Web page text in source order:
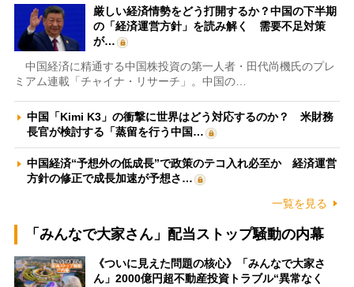
厳しい経済情勢をどう打開するか？中国の下半期
の「経済運営方針」を読み解く 需要不足対策
が…
中国経済に精通する中国株投資の第一人者・田代尚機氏のプレ
ミアム連載「チャイナ・リサーチ」。中国の…
中国「Kimi K3」の衝撃に世界はどう対応するのか？ 米財務
長官が検討する「蒸留を行う中国…
中国経済“予想外の低成長”で政策のテコ入れ必至か 経済運営
方針の修正で成長加速が予想さ…
一覧を見る
「みんなで大家さん」配当ストップ騒動の内幕
《ついに見えた問題の核心》「みんなで大家さ
ん」2000億円超不動産投資トラブル“異常なく